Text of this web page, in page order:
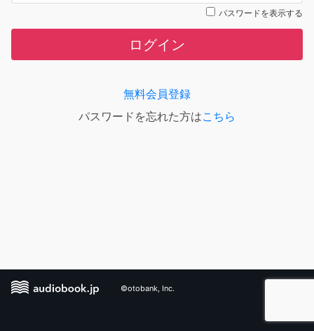
パスワードを表示する
ログイン
無料会員登録
パスワードを忘れた方はこちら
©otobank, Inc.